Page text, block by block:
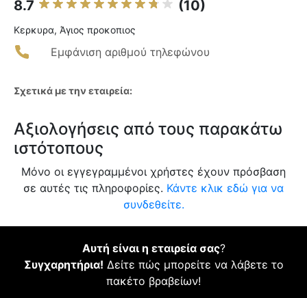
8.7 (10)
Κερκυρα, Άγιος προκοπιος
Εμφάνιση αριθμού τηλεφώνου
Σχετικά με την εταιρεία:
Αξιολογήσεις από τους παρακάτω
ιστότοπους
Μόνο οι εγγεγραμμένοι χρήστες έχουν πρόσβαση
σε αυτές τις πληροφορίες. Κάντε κλικ εδώ για να
συνδεθείτε.
Αυτή είναι η εταιρεία σας?
Συγχαρητήρια! Δείτε πώς μπορείτε να λάβετε το
πακέτο βραβείων!